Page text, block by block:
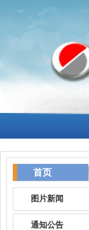
首页
图片新闻
通知公告